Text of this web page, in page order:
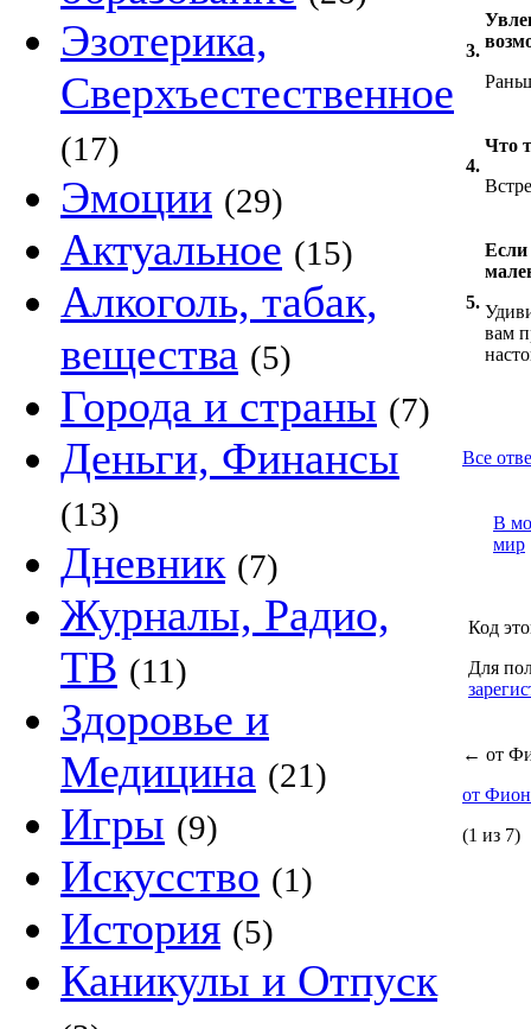
Эзотерика,
Сверхъестественное
(17)
Эмоции (29)
Актуальное (15)
Алкоголь, табак,
вещества (5)
Города и страны (7)
Деньги, Финансы
(13)
Дневник (7)
Журналы, Радио,
ТВ (11)
Здоровье и
Медицина (21)
Игры (9)
Искусство (1)
История (5)
Каникулы и Отпуск
3.
4.
Что
5.
Если
вам
Все
В
мир
Код
Для
← от
от
(1 из 7)